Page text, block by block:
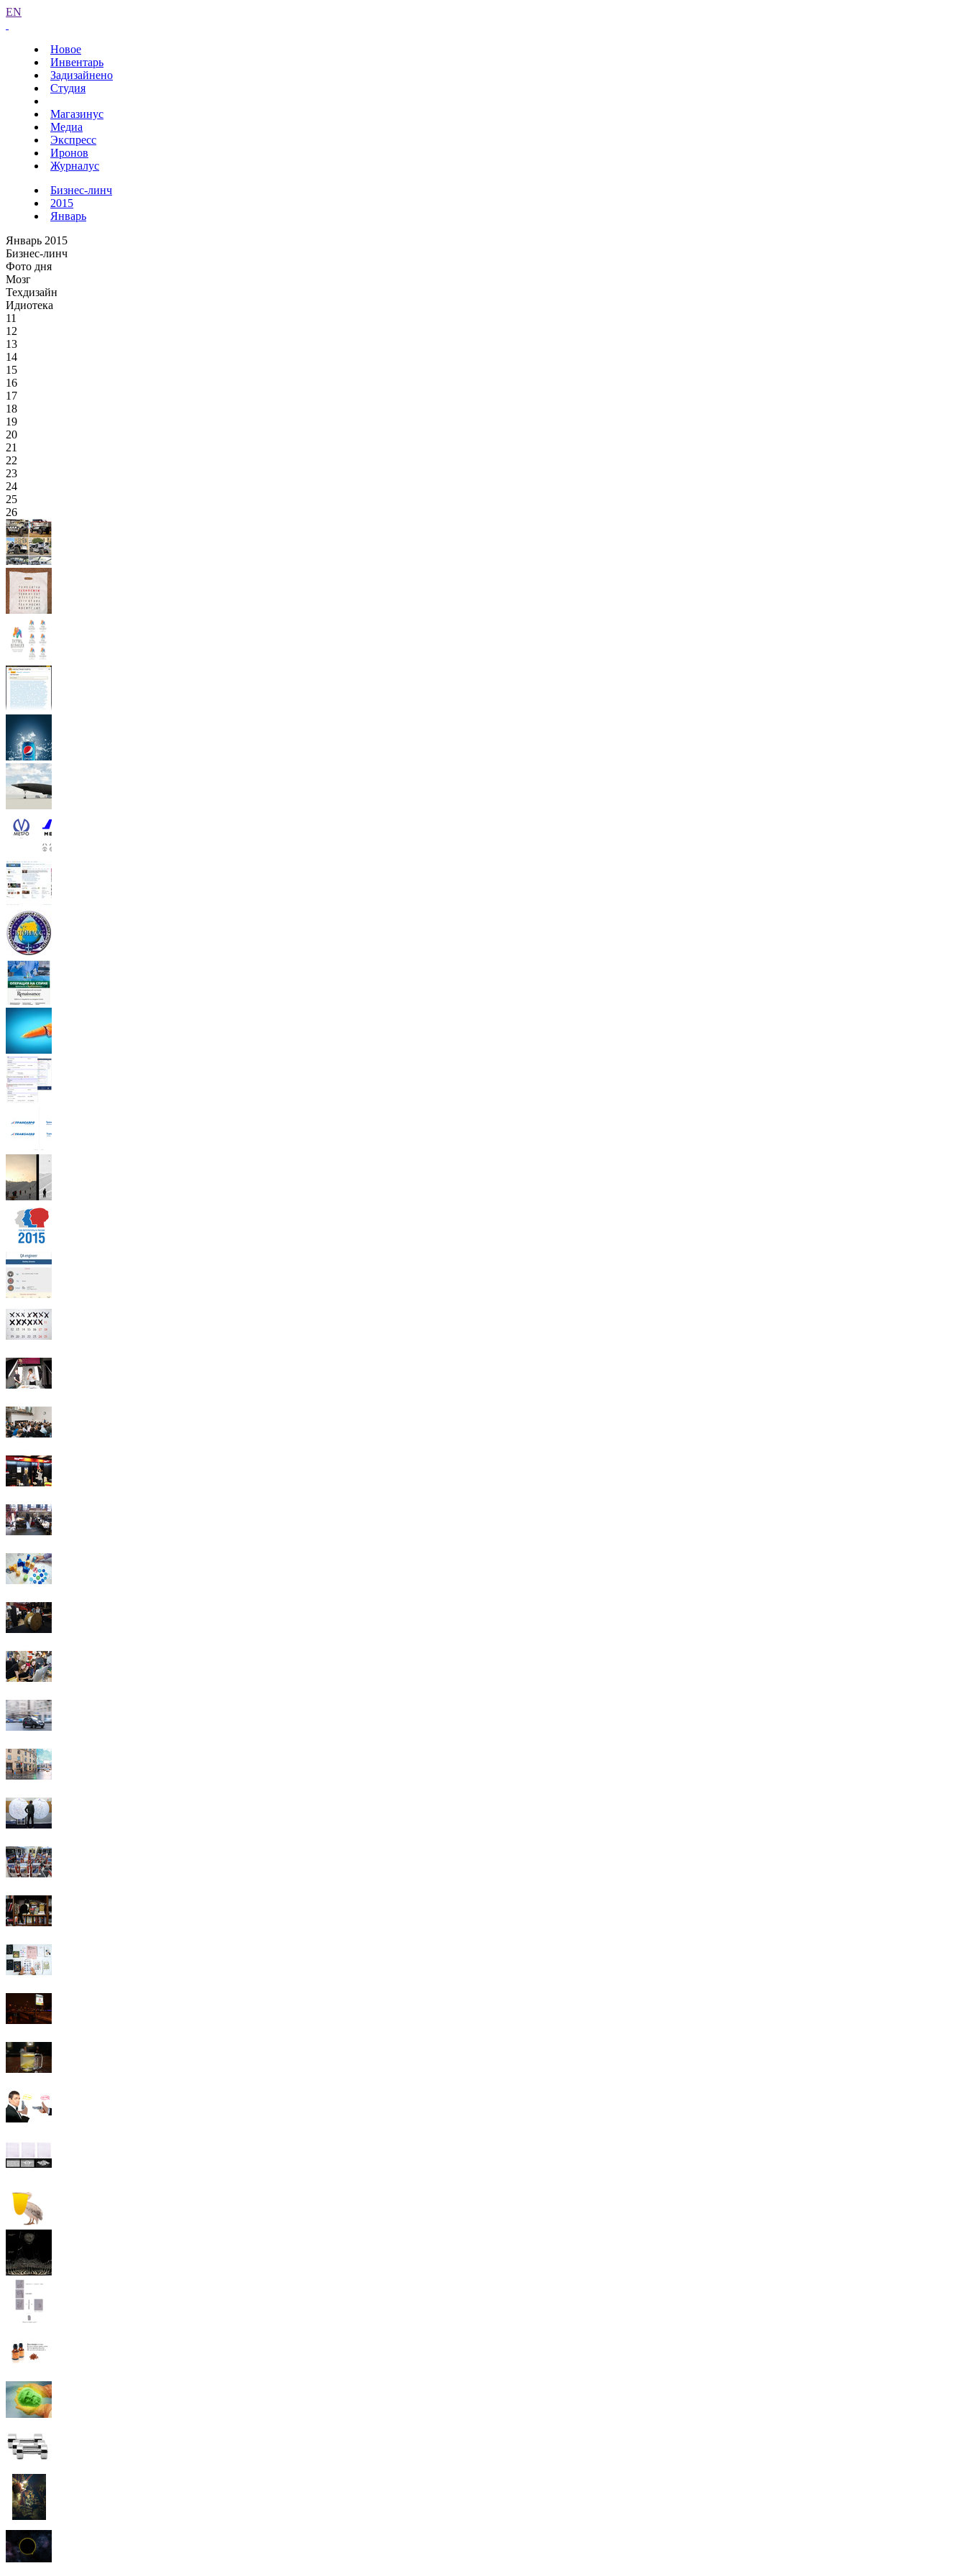
EN
Новое
Инвентарь
Задизайнено
Студия
Магазинус
Медиа
Экспресс
Иронов
Журналус
Бизнес-линч
2015
Январь
Январь 2015
Бизнес-линч
Фото дня
Мозг
Техдизайн
Идиотека
11
12
13
14
15
16
17
18
19
20
21
22
23
24
25
26